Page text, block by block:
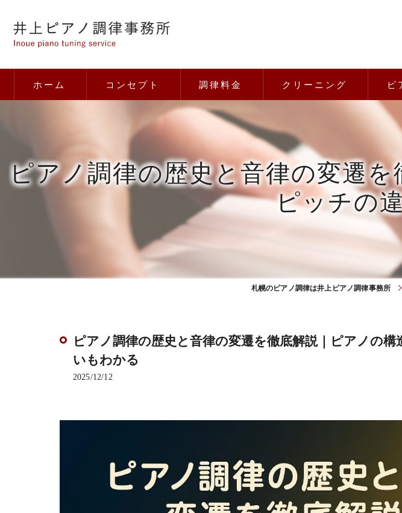
ホーム コンセプト 調律料金 クリーニング ピ
ピアノ調律の歴史と音律の変遷
ピッチの
札幌のピアノ調律は井上ピアノ調律事務所
ピアノ調律の歴史と音律の変遷を徹底解説｜ピアノの
いもわかる
2025/12/12